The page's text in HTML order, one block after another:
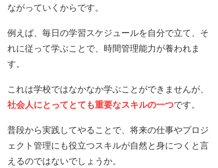
ながっていくからです。
例えば、毎日の学習スケジュールを自分で立て、そ
れに従って学ぶことで、時間管理能力が養われま
す。
これは学校ではなかなか学ぶことができませんが、
社会人にとってとても重要なスキルの一つです。
普段から実践してやることで、将来の仕事やプロジ
ェクト管理にも役立つスキルが自然と身につくと言
えるのではないでしょうか。